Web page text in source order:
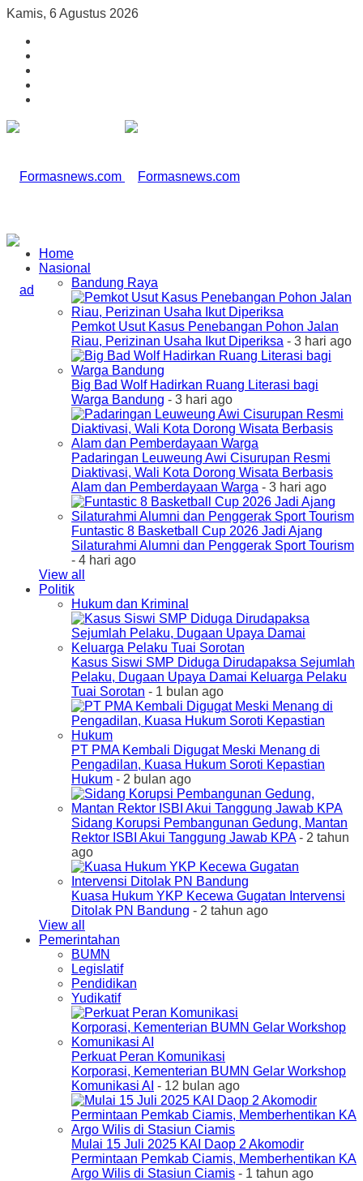
Kamis, 6 Agustus 2026
Home
Nasional
Bandung Raya
Pemkot Usut Kasus Penebangan Pohon Jalan
Riau, Perizinan Usaha Ikut Diperiksa - 3 hari ago
Big Bad Wolf Hadirkan Ruang Literasi bagi
Warga Bandung - 3 hari ago
Padaringan Leuweung Awi Cisurupan Resmi
Diaktivasi, Wali Kota Dorong Wisata Berbasis
Alam dan Pemberdayaan Warga - 3 hari ago
Funtastic 8 Basketball Cup 2026 Jadi Ajang
Silaturahmi Alumni dan Penggerak Sport Tourism
- 4 hari ago
View all
Politik
Hukum dan Kriminal
Kasus Siswi SMP Diduga Dirudapaksa Sejumlah
Pelaku, Dugaan Upaya Damai Keluarga Pelaku
Tuai Sorotan - 1 bulan ago
PT PMA Kembali Digugat Meski Menang di
Pengadilan, Kuasa Hukum Soroti Kepastian
Hukum - 2 bulan ago
Sidang Korupsi Pembangunan Gedung, Mantan
Rektor ISBI Akui Tanggung Jawab KPA- 2 tahun
ago
Kuasa Hukum YKP Kecewa Gugatan Intervensi
Ditolak PN Bandung - 2 tahun ago
View all
Pemerintahan
BUMN
Legislatif
Pendidikan
Yudikatif
Perkuat Peran Komunikasi
Korporasi, Kementerian BUMN Gelar Workshop
Komunikasi AI - 12 bulan ago
Mulai 15 Juli 2025 KAI Daop 2 Akomodir
Permintaan Pemkab Ciamis, Memberhentikan KA
Argo Wilis di Stasiun Ciamis - 1 tahun ago